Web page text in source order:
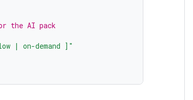
the AI pack
| on-demand ]"